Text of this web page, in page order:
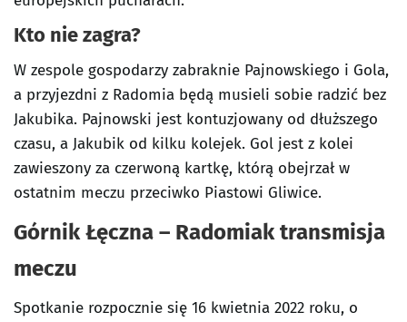
Kto nie zagra?
W zespole gospodarzy zabraknie Pajnowskiego i Gola,
a przyjezdni z Radomia będą musieli sobie radzić bez
Jakubika. Pajnowski jest kontuzjowany od dłuższego
czasu, a Jakubik od kilku kolejek. Gol jest z kolei
zawieszony za czerwoną kartkę, którą obejrzał w
ostatnim meczu przeciwko Piastowi Gliwice.
Górnik Łęczna – Radomiak transmisja
meczu
Spotkanie rozpocznie się 16 kwietnia 2022 roku, o